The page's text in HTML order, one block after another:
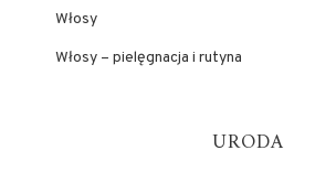
Włosy
Włosy – pielęgnacja i rutyna
URODA